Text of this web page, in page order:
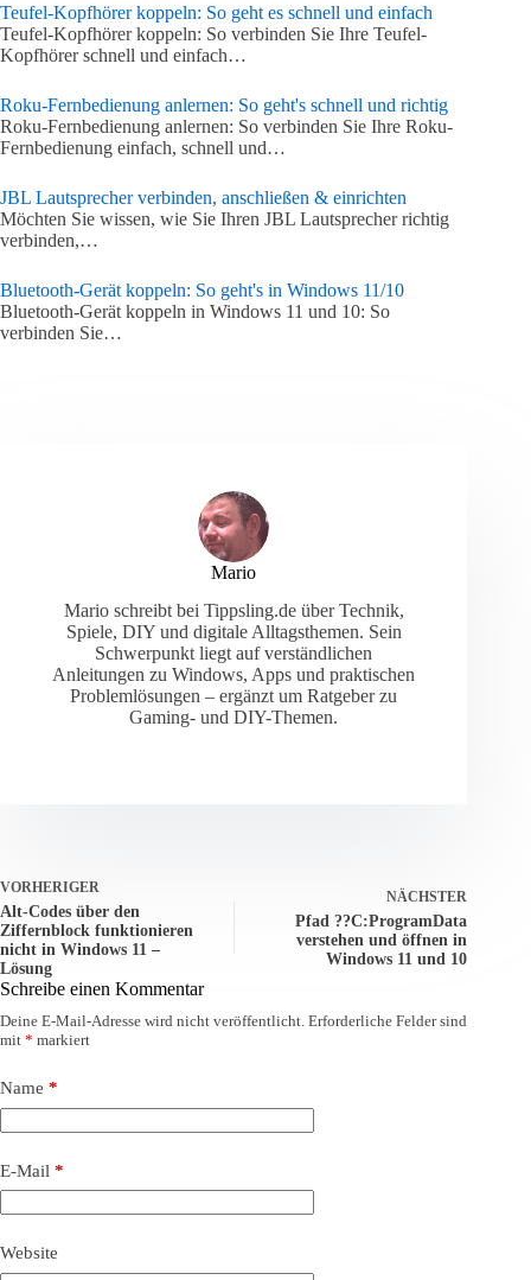
Teufel-Kopfhörer koppeln: So geht es schnell und einfach
Teufel-Kopfhörer koppeln: So verbinden Sie Ihre Teufel-
Kopfhörer schnell und einfach…
Roku-Fernbedienung anlernen: So geht's schnell und richtig
Roku-Fernbedienung anlernen: So verbinden Sie Ihre Roku-
Fernbedienung einfach, schnell und…
JBL Lautsprecher verbinden, anschließen & einrichten
Möchten Sie wissen, wie Sie Ihren JBL Lautsprecher richtig
verbinden,…
Bluetooth-Gerät koppeln: So geht's in Windows 11/10
Bluetooth-Gerät koppeln in Windows 11 und 10: So
verbinden Sie…
Mario
Mario schreibt bei Tippsling.de über Technik,
Spiele, DIY und digitale Alltagsthemen. Sein
Schwerpunkt liegt auf verständlichen
Anleitungen zu Windows, Apps und praktischen
Problemlösungen – ergänzt um Ratgeber zu
Gaming- und DIY-Themen.
VORHERIGER
Alt-Codes über den
Ziffernblock funktionieren
nicht in Windows 11 –
Lösung
NÄCHSTER
Pfad ??C:ProgramData
verstehen und öffnen in
Windows 11 und 10
Schreibe einen Kommentar
Deine E-Mail-Adresse wird nicht veröffentlicht. Erforderliche Felder sind
mit * markiert
Name *
E-Mail *
Website